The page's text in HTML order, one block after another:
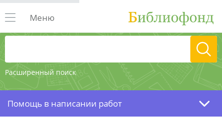
Расширенный поиск
Меню
Помощь в написании работ